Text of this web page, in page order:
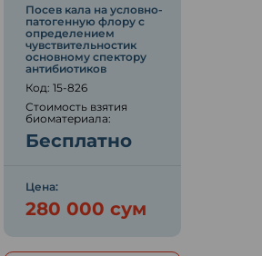
Посев кала на условно-
патогенную флору с
определением
чувствительностик
основному спектору
антибиотиков
Код: 15-826
Стоимость взятия
биоматериала:
Бесплатно
Цена:
280 000 сум